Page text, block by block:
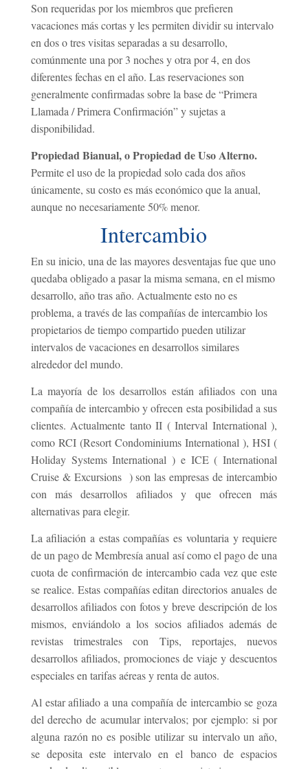
Son requeridas por los miembros que prefieren
vacaciones más cortas y les permiten dividir su intervalo
en dos o tres visitas separadas a su desarrollo,
comúnmente una por 3 noches y otra por 4, en dos
diferentes fechas en el año. Las reservaciones son
generalmente confirmadas sobre la base de “Primera
Llamada / Primera Confirmación” y sujetas a
disponibilidad.
Propiedad Bianual, o Propiedad de Uso Alterno.
Permite el uso de la propiedad solo cada dos años
únicamente, su costo es más económico que la anual,
aunque no necesariamente 50% menor.
Intercambio
En su inicio, una de las mayores desventajas fue que uno
quedaba obligado a pasar la misma semana, en el mismo
desarrollo, año tras año. Actualmente esto no es
problema, a través de las compañías de intercambio los
propietarios de tiempo compartido pueden utilizar
intervalos de vacaciones en desarrollos similares
alrededor del mundo.
La mayoría de los desarrollos están afiliados con una
compañía de intercambio y ofrecen esta posibilidad a sus
clientes. Actualmente tanto II ( Interval International ),
como RCI (Resort Condominiums International ), HSI (
Holiday Systems International ) e ICE ( International
Cruise & Excursions ) son las empresas de intercambio
con más desarrollos afiliados y que ofrecen más
alternativas para elegir.
La afiliación a estas compañías es voluntaria y requiere
de un pago de Membresía anual así como el pago de una
cuota de confirmación de intercambio cada vez que este
se realice. Estas compañías editan directorios anuales de
desarrollos afiliados con fotos y breve descripción de los
mismos, enviándolo a los socios afiliados además de
revistas trimestrales con Tips, reportajes, nuevos
desarrollos afiliados, promociones de viaje y descuentos
especiales en tarifas aéreas y renta de autos.
Al estar afiliado a una compañía de intercambio se goza
del derecho de acumular intervalos; por ejemplo: si por
alguna razón no es posible utilizar su intervalo un año,
se deposita este intervalo en el banco de espacios